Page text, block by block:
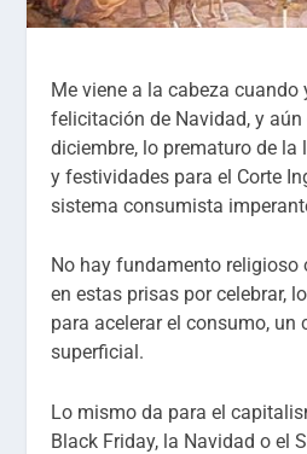
Me viene a la cabeza cuando
felicitación de Navidad, y
diciembre, lo prematuro de la
y festividades para el Corte
sistema consumista
No hay fundamento religioso
en estas prisas por celebrar,
para acelerar el consumo, un
superficial.
Lo mismo da para el
Black Friday, la Navidad o el